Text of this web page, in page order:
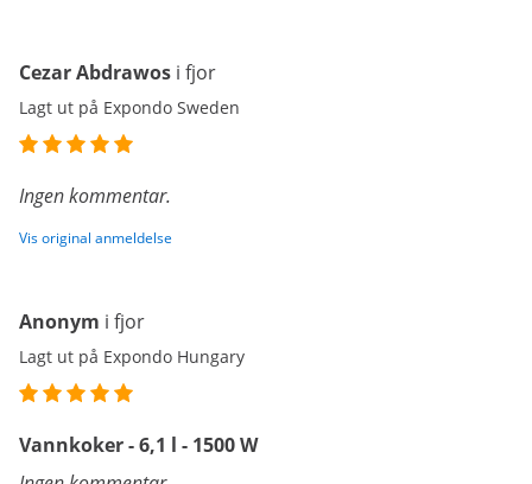
Cezar Abdrawos i fjor
Lagt ut på Expondo Sweden
Ingen kommentar.
Vis original anmeldelse
Anonym i fjor
Lagt ut på Expondo Hungary
Vannkoker - 6,1 l - 1500 W